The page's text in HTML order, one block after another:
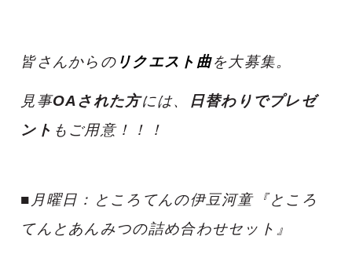
皆さんからの リクエスト曲を大募集。
見事OAされた方には、
日替わりでプレゼ
ント もご用意！！！
■月曜日：ところてんの伊豆河童『ところ
てんとあんみつの詰め合わせセット』